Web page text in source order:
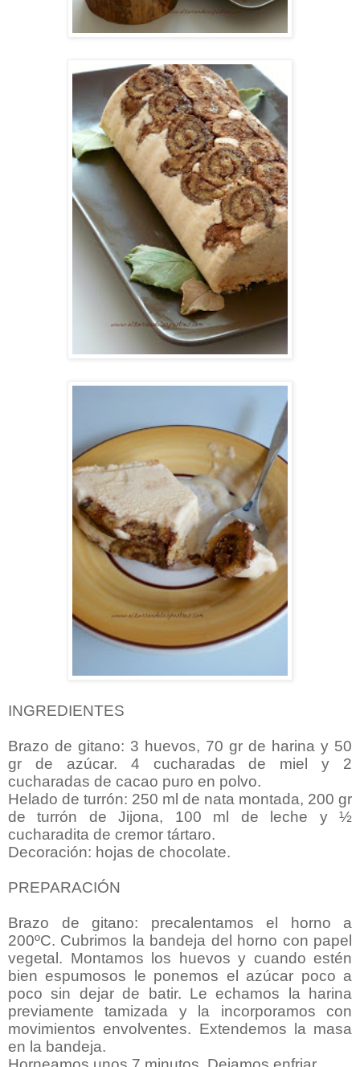
INGREDIENTES
Brazo de gitano: 3 huevos, 70 gr de harina y 50
gr de azúcar. 4 cucharadas de miel y 2
cucharadas de cacao puro en polvo.
Helado de turrón: 250 ml de nata montada, 200 gr
de turrón de Jijona, 100 ml de leche y ½
cucharadita de cremor tártaro.
Decoración: hojas de chocolate.
PREPARACIÓN
Brazo de gitano: precalentamos el horno a
200ºC. Cubrimos la bandeja del horno con papel
vegetal. Montamos los huevos y cuando estén
bien espumosos le ponemos el azúcar poco a
poco sin dejar de batir. Le echamos la harina
previamente tamizada y la incorporamos con
movimientos envolventes. Extendemos la masa
en la bandeja.